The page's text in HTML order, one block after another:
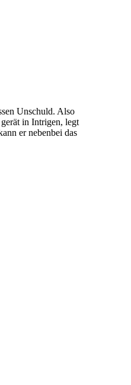
Unschuld. Also
in Intrigen, legt
er nebenbei das